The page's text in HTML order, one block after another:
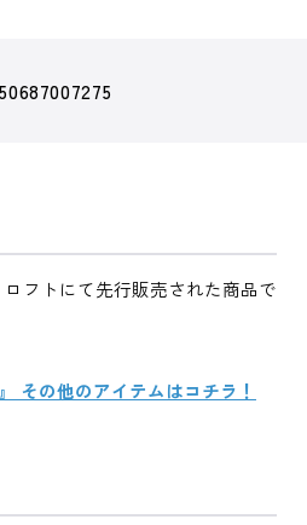
フトにて先行販売された商品で
その他のアイテムはコチラ！